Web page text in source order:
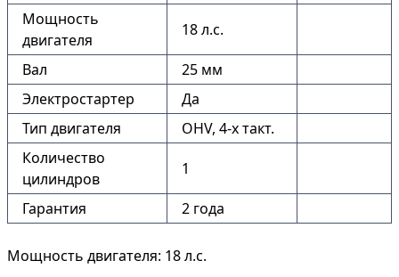
Мощность
двигателя
18 л.с.
Вал
25 мм
Электростартер
Да
Тип двигателя
OHV, 4-x такт.
Количество
цилиндров
1
Гарантия 2 года
Мощность двигателя: 18 л.с.